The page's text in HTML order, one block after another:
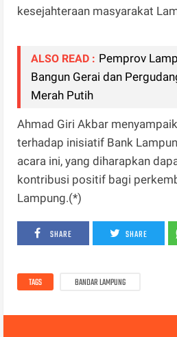
kesejahteraan masyarakat
ALSO READ : Pemprov
Bangun Gerai dan
Merah Putih
Ahmad Giri Akbar
terhadap inisiatif Bank
acara ini, yang diharapkan
kontribusi positif bagi
Lampung.(*)
SHARE SHARE
TAGS BANDAR LAMPUNG